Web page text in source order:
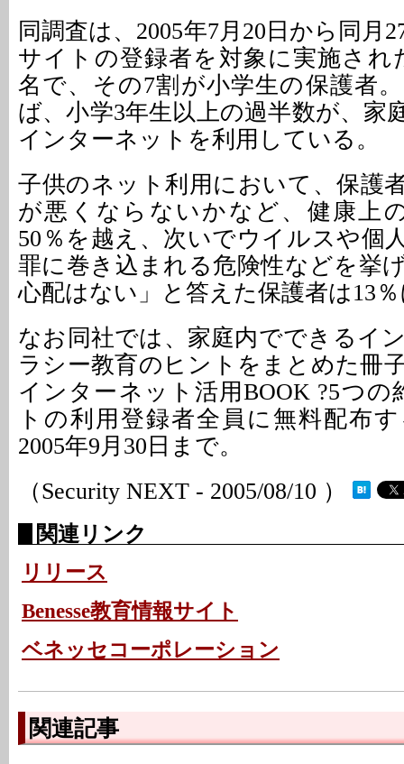
同調査は、2005年7月20日から同月
サイトの登録者を対象に実施され
名で、その7割が小学生の保護者
ば、小学3年生以上の過半数が、家
インターネットを利用している。
子供のネット利用において、保護
が悪くならないかなど、健康上
50％を越え、次いでウイルスや個
罪に巻き込まれる危険性などを挙
心配はない」と答えた保護者は13
なお同社では、家庭内でできるイ
ラシー教育のヒントをまとめた冊
インターネット活用BOOK ?5つの
トの利用登録者全員に無料配布
2005年9月30日まで。
（Security NEXT - 2005/08/10 ）
関連リンク
リリース
Benesse教育情報サイト
ベネッセコーポレーション
関連記事